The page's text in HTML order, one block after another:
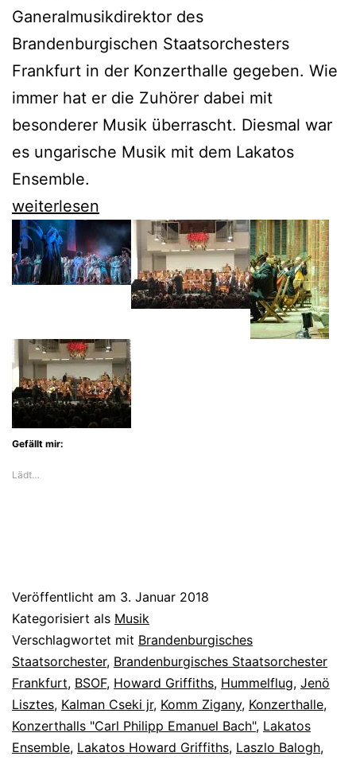
Ganeralmusikdirektor des
Brandenburgischen Staatsorchesters
Frankfurt in der Konzerthalle gegeben. Wie
immer hat er die Zuhörer dabei mit
besonderer Musik überrascht. Diesmal war
es ungarische Musik mit dem Lakatos
Ensemble.
Howard
Griffiths
läutet
sein
Jahr
in
Frankfurt
mit
Gypsy-
Musik
weiterlesen
Gefällt mir:
Lädt…
Veröffentlicht am 3. Januar 2018
Kategorisiert als Musik
Verschlagwortet mit Brandenburgisches
Staatsorchester, Brandenburgisches Staatsorchester
Frankfurt, BSOF, Howard Griffiths, Hummelflug, Jenö
Lisztes, Kalman Cseki jr, Komm Zigany, Konzerthalle,
Konzerthalls "Carl Philipp Emanuel Bach", Lakatos
Ensemble, Lakatos Howard Griffiths, Laszlo Balogh,